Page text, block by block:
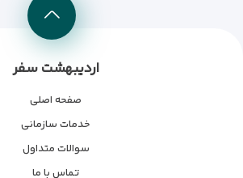
اردیبهشت سفر
صفحه اصلی
خدمات سازمانی
سوالات متداول
تماس با ما